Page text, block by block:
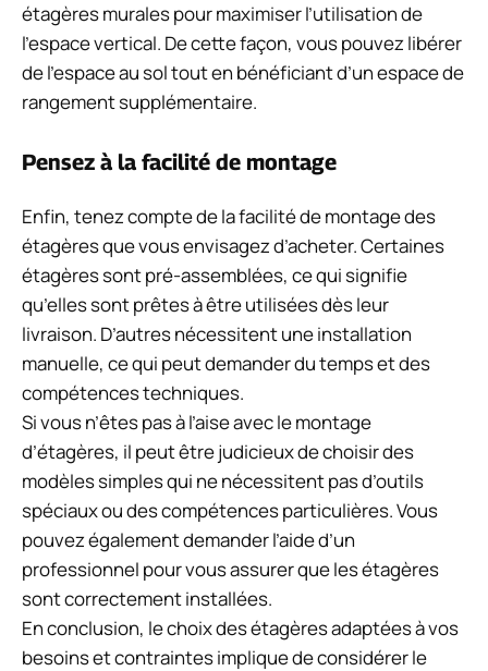
étagères murales pour maximiser l’utilisation de
l’espace vertical. De cette façon, vous pouvez libérer
de l’espace au sol tout en bénéficiant d’un espace de
rangement supplémentaire.
Pensez à la facilité de montage
Enfin, tenez compte de la facilité de montage des
étagères que vous envisagez d’acheter. Certaines
étagères sont pré-assemblées, ce qui signifie
qu’elles sont prêtes à être utilisées dès leur
livraison. D’autres nécessitent une installation
manuelle, ce qui peut demander du temps et des
compétences techniques.
Si vous n’êtes pas à l’aise avec le montage
d’étagères, il peut être judicieux de choisir des
modèles simples qui ne nécessitent pas d’outils
spéciaux ou des compétences particulières. Vous
pouvez également demander l’aide d’un
professionnel pour vous assurer que les étagères
sont correctement installées.
En conclusion, le choix des étagères adaptées à vos
besoins et contraintes implique de considérer le